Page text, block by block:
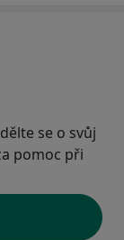
se o svůj
pomoc při